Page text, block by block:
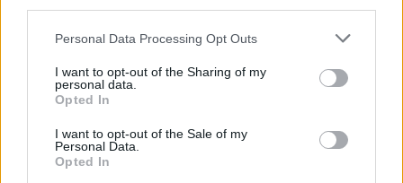
Please note that this website/app uses one or more Google
not limited to your visit or usage behaviour. You may click to
grant or deny consent to Google and its third-party tags to
use your data for below specified purposes in below Google
consent section.
Personal Data Processing Opt Outs
I want to opt-out of the Sharing of my
personal data.
Opted In
I want to opt-out of the Sale of my
Personal Data.
Opted In